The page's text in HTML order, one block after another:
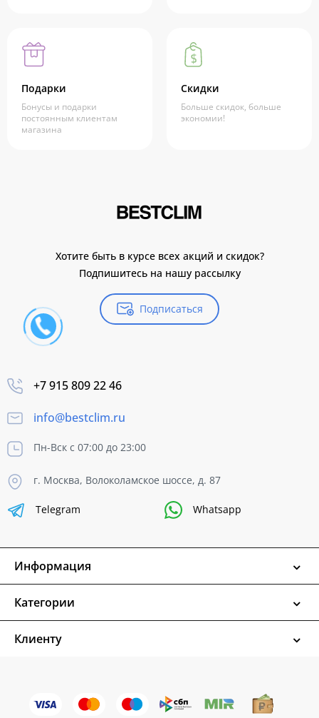
Подарки
Бонусы и подарки
постоянным клиентам
магазина
Скидки
Больше скидок, больше
экономии!
Хотите быть в курсе всех акций и скидок?
Подпишитесь на нашу рассылку
Подписаться
+7 915 809 22 46
info@bestclim.ru
Пн-Вск с 07:00 до 23:00
г. Москва, Волоколамское шоссе, д. 87
Telegram Whatsapp
Информация
Категории
Клиенту